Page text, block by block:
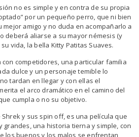
no es simple y en contra de su propia
por un pequeño perro, que ni bien
mejor amigo y no duda en acompañarlo a
deberá aliarse a su mayor némesis (y
vida, la bella Kitty Patitas Suaves.
con competidores, una particular familia
dulce y un personaje temible lo
tardan en llegar y con ellas el
el arco dramático en el camino del
cumpla o no su objetivo.
y sus spin off, es una película que
grandes, una historia tierna y simple, con
los buenos y los malos se enfrentan